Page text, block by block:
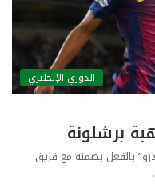
الدوري الإنجليزي
برشلونة
“درو” بالفعل بصمته مع فريق